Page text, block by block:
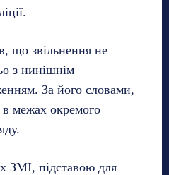
що звільнення не
з нинішнім
За його словами,
межах окремого
ЗМІ, підставою для